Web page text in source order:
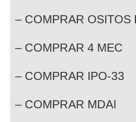
– COMPRAR OSITOS
– COMPRAR 4 MEC
– COMPRAR IPO-33
– COMPRAR MDAI